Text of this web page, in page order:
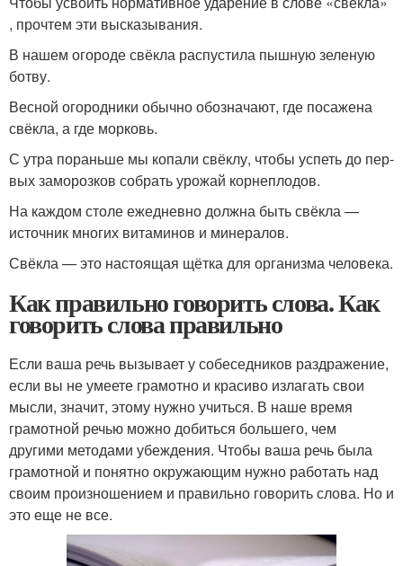
, про­чтем эти выска­зы­ва­ния.
В нашем ого­ро­де свёк­ла рас­пу­сти­ла пыш­ную зеле­ную
ботву.
Весной ого­род­ни­ки обыч­но обо­зна­ча­ют, где поса­же­на
свёк­ла, а где мор­ковь.
С утра порань­ше мы копа­ли свёк­лу, что­бы успеть до пер­
вых замо­роз­ков собрать уро­жай кор­не­пло­дов.
На каж­дом сто­ле еже­днев­но долж­на быть свёк­ла —
источ­ник мно­гих вита­ми­нов и мине­ра­лов.
Свёкла — это насто­я­щая щёт­ка для орга­низ­ма чело­ве­ка.
Как правильно говорить слова. Как
говорить слова правильно
Если ваша речь вызывает у собеседников раздражение,
если вы не умеете грамотно и красиво излагать свои
мысли, значит, этому нужно учиться. В наше время
грамотной речью можно добиться большего, чем
другими методами убеждения. Чтобы ваша речь была
грамотной и понятно окружающим нужно работать над
своим произношением и правильно говорить слова. Но и
это еще не все.